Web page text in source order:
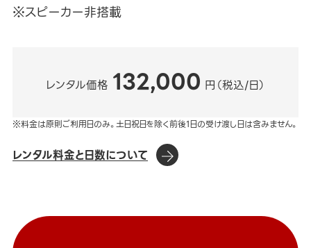
※スピーカー非搭載
レンタル価格 132,000 円（税込/日）
※料金は原則ご利用日のみ。土日祝日を除く前後1日の受け渡し日は含みません。
レンタル料金と日数について